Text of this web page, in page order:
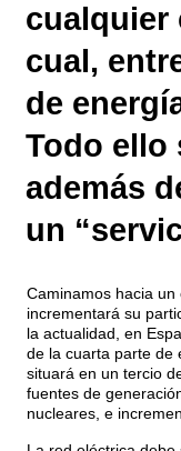
cualquier
cual,
de
Todo ello
además
un
Caminamos hacia un
incrementará su
la actualidad, en
de la cuarta parte de
situará en un tercio
fuentes de
nucleares, e